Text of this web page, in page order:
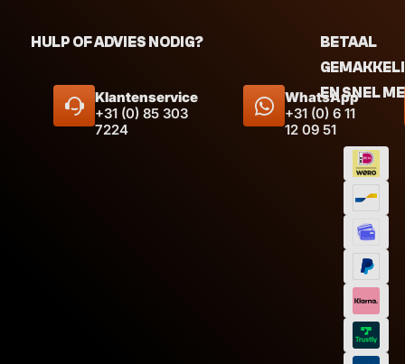
Inhoud
HULP OF ADVIES NODIG?
Klantenservice
+31 (0) 85 303
7224
WhatsApp
+31 (0) 6 11
12 09 51
BETAAL
EN SNEL